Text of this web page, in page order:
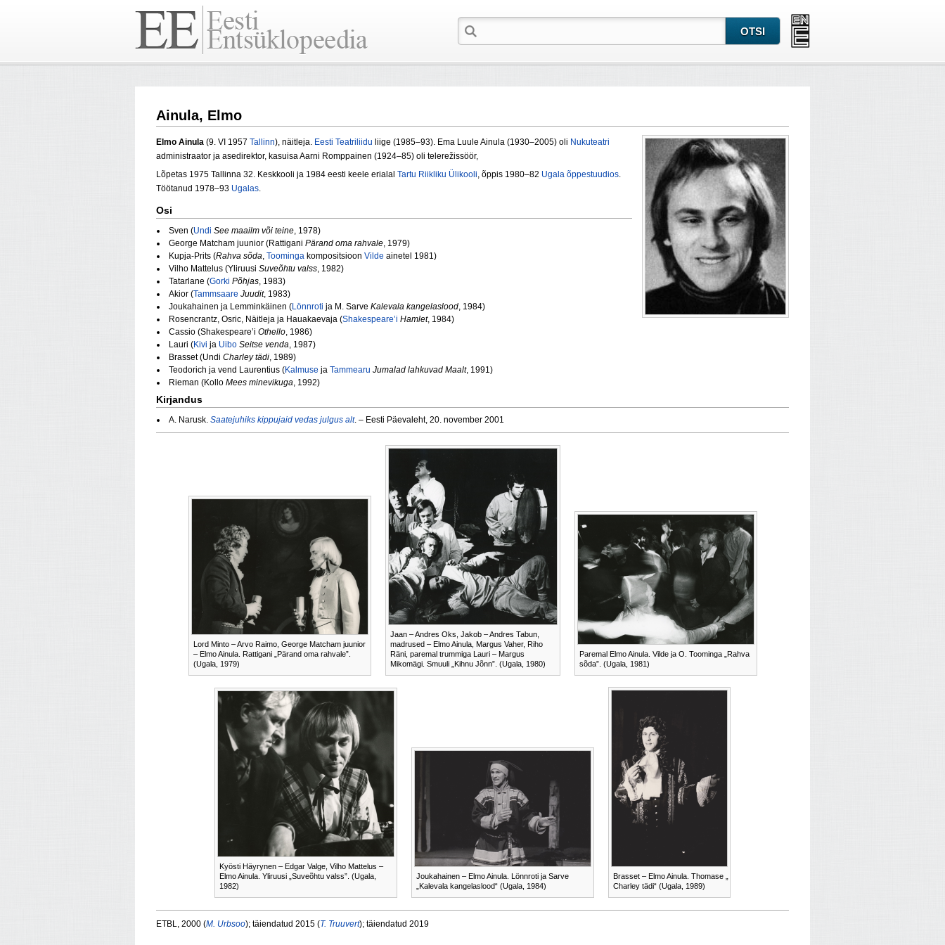
Ainula, Elmo
Elmo Ainula (9. VI 1957 Tallinn), näitleja. Eesti Teatriliidu liige (1985–93). Ema Luule Ainula (1930–2005) oli Nukuteatri
administraator ja asedirektor, kasuisa Aarni Romppainen (1924–85) oli telerežissöör,
Lõpetas 1975 Tallinna 32. Keskkooli ja 1984 eesti keele erialal Tartu Riikliku Ülikooli, õppis 1980–82 Ugala õppestuudios.
Töötanud 1978–93 Ugalas.
Osi
Sven (Undi See maailm või teine, 1978)
George Matcham juunior (Rattigani Pärand oma rahvale, 1979)
Kupja-Prits (Rahva sõda, Toominga kompositsioon Vilde ainetel 1981)
Vilho Mattelus (Yliruusi Suveõhtu valss, 1982)
Tatarlane (Gorki Põhjas, 1983)
Akior (Tammsaare Juudit, 1983)
Joukahainen ja Lemminkäinen (Lönnroti ja M. Sarve Kalevala kangelaslood, 1984)
Rosencrantz, Osric, Näitleja ja Hauakaevaja (Shakespeare’i Hamlet, 1984)
Cassio (Shakespeare’i Othello, 1986)
Lauri (Kivi ja Uibo Seitse venda, 1987)
Brasset (Undi Charley tädi, 1989)
Teodorich ja vend Laurentius (Kalmuse ja Tammearu Jumalad lahkuvad Maalt, 1991)
Rieman (Kollo Mees minevikuga, 1992)
Kirjandus
A. Narusk. Saatejuhiks kippujaid vedas julgus alt. – Eesti Päevaleht, 20. november 2001
Lord Minto – Arvo Raimo, George Matcham juunior
– Elmo Ainula. Rattigani „Pärand oma rahvale”.
(Ugala, 1979)
Jaan – Andres Oks, Jakob – Andres Tabun,
madrused – Elmo Ainula, Margus Vaher, Riho
Räni, paremal trummiga Lauri – Margus
Mikomägi. Smuuli „Kihnu Jõnn”. (Ugala, 1980)
Paremal Elmo Ainula. Vilde ja O. Toominga „Rahva
sõda”. (Ugala, 1981)
Kyösti Häyrynen – Edgar Valge, Vilho Mattelus –
Elmo Ainula. Yliruusi „Suveõhtu valss”. (Ugala,
1982)
Joukahainen – Elmo Ainula. Lönnroti ja Sarve
„Kalevala kangelaslood“ (Ugala, 1984)
Brasset – Elmo Ainula. Thomase „
Charley tädi“ (Ugala, 1989)
ETBL, 2000 (M. Urbsoo); täiendatud 2015 (T. Truuvert); täiendatud 2019